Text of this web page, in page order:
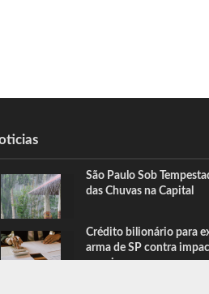
São Paulo Sob
das Chuvas na Capital
Crédito bilionário para
arma de SP contra
americanas